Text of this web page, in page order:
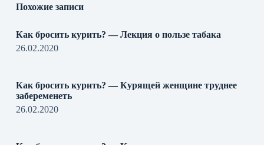
Похожие записи
Как бросить курить? — Лекция о пользе табака
26.02.2020
Как бросить курить? — Курящей женщине труднее
забеременеть
26.02.2020